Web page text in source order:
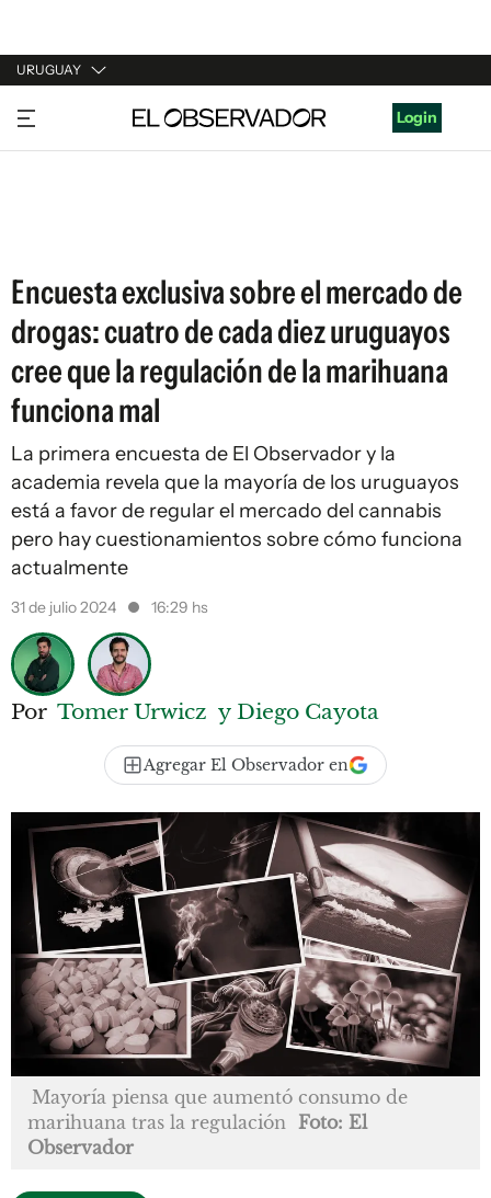
URUGUAY
URUGUAY
ARGENTINA
Login
Encuesta exclusiva sobre el mercado de
drogas: cuatro de cada diez uruguayos
cree que la regulación de la marihuana
funciona mal
La primera encuesta de El Observador y la
academia revela que la mayoría de los uruguayos
está a favor de regular el mercado del cannabis
pero hay cuestionamientos sobre cómo funciona
actualmente
31 de julio 2024 16:29 hs
Por Tomer Urwicz y Diego Cayota
Agregar El Observador en
Mayoría piensa que aumentó consumo de
marihuana tras la regulación
Foto: El
Observador